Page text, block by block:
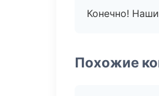
Конечно!
Похожие